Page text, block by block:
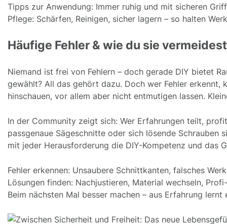
Tipps zur Anwendung: Immer ruhig und mit sicheren
Pflege: Schärfen, Reinigen, sicher lagern – so halten
Häufige Fehler & wie du sie
Niemand ist frei von Fehlern – doch gerade DIY bietet
gewählt? All das gehört dazu. Doch wer Fehler erkennt,
hinschauen, vor allem aber nicht entmutigen lassen.
In der Community zeigt sich: Wer Erfahrungen teilt,
passgenaue Sägeschnitte oder sich lösende
mit jeder Herausforderung die DIY-Kompetenz und das
Fehler erkennen: Unsaubere Schnittkanten, falsches
Lösungen finden: Nachjustieren, Material wechseln,
Beim nächsten Mal besser machen – aus Erfahrung lernt